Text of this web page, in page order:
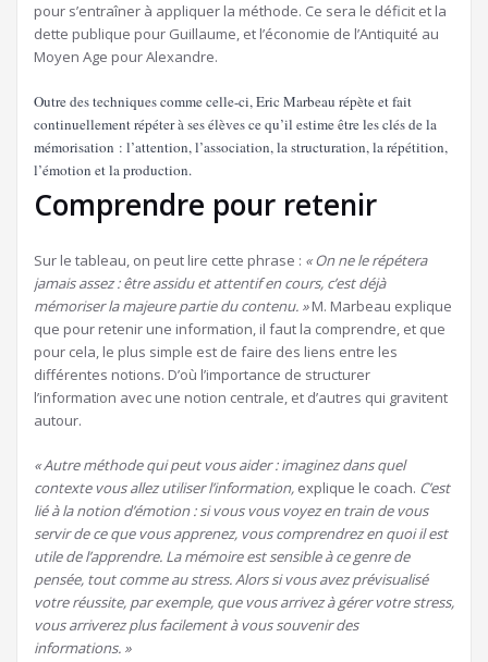
pour s’entraîner à appliquer la méthode. Ce sera le déficit et la
dette publique pour Guillaume, et l’économie de l’Antiquité au
Moyen Age pour Alexandre.
Outre des techniques comme celle-ci, Eric Marbeau répète et fait
continuellement répéter à ses élèves ce qu’il estime être les clés de la
mémorisation : l’attention, l’association, la structuration, la répétition,
l’émotion et la production.
Comprendre pour retenir
Sur le tableau, on peut lire cette phrase : « On ne le répétera
jamais assez : être assidu et attentif en cours, c’est déjà
mémoriser la majeure partie du contenu. »M. Marbeau explique
que pour retenir une information, il faut la comprendre, et que
pour cela, le plus simple est de faire des liens entre les
différentes notions. D’où l’importance de structurer
l’information avec une notion centrale, et d’autres qui gravitent
autour.
« Autre méthode qui peut vous aider : imaginez dans quel
contexte vous allez utiliser l’information, explique le coach. C’est
lié à la notion d’émotion : si vous vous voyez en train de vous
servir de ce que vous apprenez, vous comprendrez en quoi il est
utile de l’apprendre. La mémoire est sensible à ce genre de
pensée, tout comme au stress. Alors si vous avez prévisualisé
votre réussite, par exemple, que vous arrivez à gérer votre stress,
vous arriverez plus facilement à vous souvenir des
informations. »